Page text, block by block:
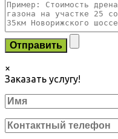
×
Заказать услугу!